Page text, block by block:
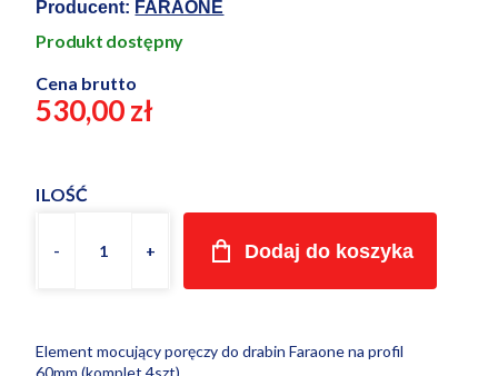
Producent: FARAONE
Produkt dostępny
Cena brutto
530,00 zł
ILOŚĆ
Dodaj do koszyka
Element mocujący poręczy do drabin Faraone na profil
60mm (komplet 4szt)